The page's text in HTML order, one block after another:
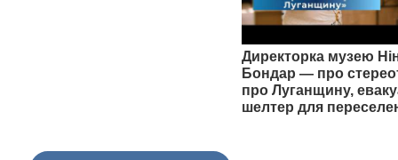
Директорка музею
Бондар — про
про Луганщину,
шелтер для